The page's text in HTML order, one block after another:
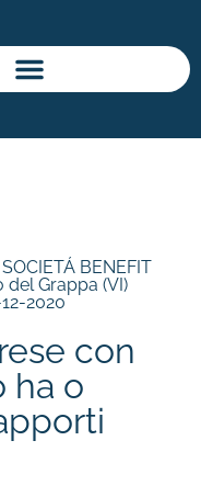
BENEFIT
del Grappa (VI)
2020
con
ha o